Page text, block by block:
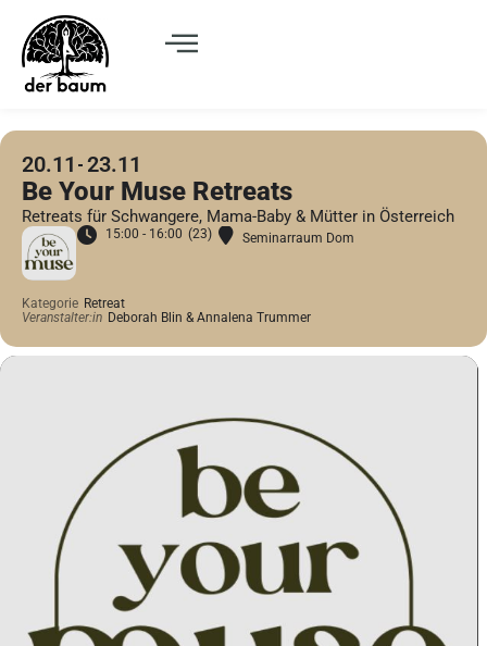
20.11 23.11
Be Your Muse Retreats
Retreats für Schwangere, Mama-Baby & Mütter in Österreich
15:00 - 16:00 (23) Seminarraum Dom
Kategorie Retreat
Veranstalter:in Deborah Blin & Annalena Trummer